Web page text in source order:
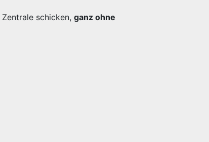
schicken, ganz ohne